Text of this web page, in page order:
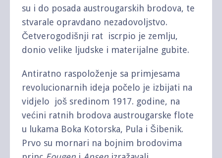
su i do posada austrougarskih brodova, te
stvarale opravdano nezadovoljstvo.
Četverogodišnji rat iscrpio je zemlju,
donio velike ljudske i materijalne gubite.
Antiratno raspoloženje sa primjesama
revolucionarnih ideja počelo je izbijati na
vidjelo još sredinom 1917. godine, na
većini ratnih brodova austrougarske flote
u lukama Boka Kotorska, Pula i Šibenik.
Prvo su mornari na bojnim brodovima